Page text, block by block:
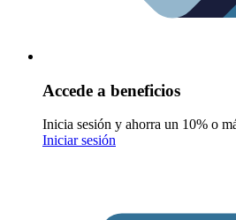
Accede a beneficios
Inicia sesión y ahorra un 10% o
Iniciar sesión